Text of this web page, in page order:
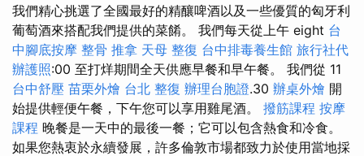
我們精心挑選了全國最好的精釀啤酒以及一些優質的匈牙利
葡萄酒來搭配我們提供的菜餚。 我們每天從上午 eight 台
中腳底按摩 整骨 推拿 天母 整復 台中排毒養生館 旅行社代
辦護照:00 至打烊期間全天供應早餐和早午餐。 我們從 11
台中舒壓 苗栗外燴 台北 整復 辦理台胞證.30 辦桌外燴 開
始提供輕便午餐，下午您可以享用雞尾酒。 撥筋課程 按摩
課程 晚餐是一天中的最後一餐；它可以包含熱食和冷食。
如果您熱衷於永續發展，許多倫敦市場都致力於使用當地採